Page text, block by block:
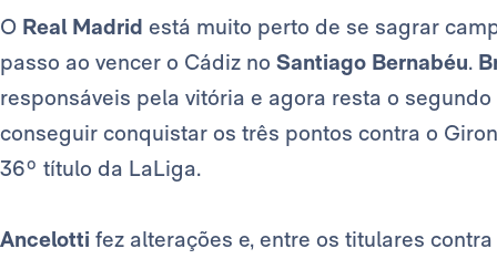
O Real Madrid está muito perto de se sagrar
passo ao vencer o Cádiz no Santiago Bernabéu.
responsáveis pela vitória e agora resta o
conseguir conquistar os três pontos contra o
36º título da LaLiga.
Ancelotti fez alterações e, entre os titulares